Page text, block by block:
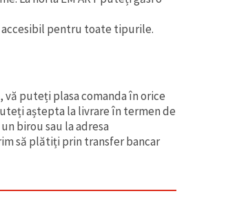
accesibil pentru toate tipurile.
puteți plasa comanda în orice
aștepta la livrare în termen de
birou sau la adresa
să plătiți prin transfer bancar